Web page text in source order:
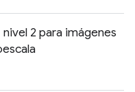
2 para imágenes